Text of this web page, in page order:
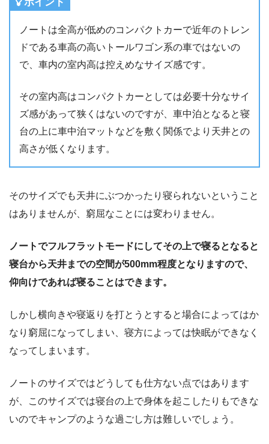
ノートは全高が低めのコンパクトカーで近年のトレン
ドである車高の高いトールワゴン系の車ではないの
で、車内の室内高は控えめなサイズ感です。
その室内高はコンパクトカーとしては必要十分なサイ
ズ感があって狭くはないのですが、車中泊となると寝
台の上に車中泊マットなどを敷く関係でより天井との
高さが低くなります。
そのサイズでも天井にぶつかったり寝られないということ
はありませんが、窮屈なことには変わりません。
ノートでフルフラットモードにしてその上で寝るとなると
寝台から天井までの空間が500mm程度となりますので、
仰向けであれば寝ることはできます。
しかし横向きや寝返りを打とうとすると場合によってはか
なり窮屈になってしまい、寝方によっては快眠ができなく
なってしまいます。
ノートのサイズではどうしても仕方ない点ではあります
が、このサイズでは寝台の上で身体を起こしたりもできな
いのでキャンプのような過ごし方は難しいでしょう。